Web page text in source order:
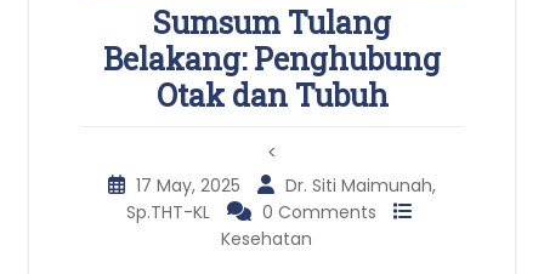
Sumsum Tulang
Belakang: Penghubung
Otak dan Tubuh
<
17 May, 2025
Dr. Siti Maimunah,
Sp.THT-KL
0 Comments
Kesehatan